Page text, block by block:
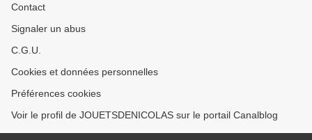
Contact
Signaler un abus
C.G.U.
Cookies et données personnelles
Préférences cookies
Voir le profil de JOUETSDENICOLAS sur le portail Canalblog